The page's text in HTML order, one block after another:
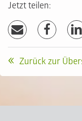
Jetzt teilen:
Zurück zur